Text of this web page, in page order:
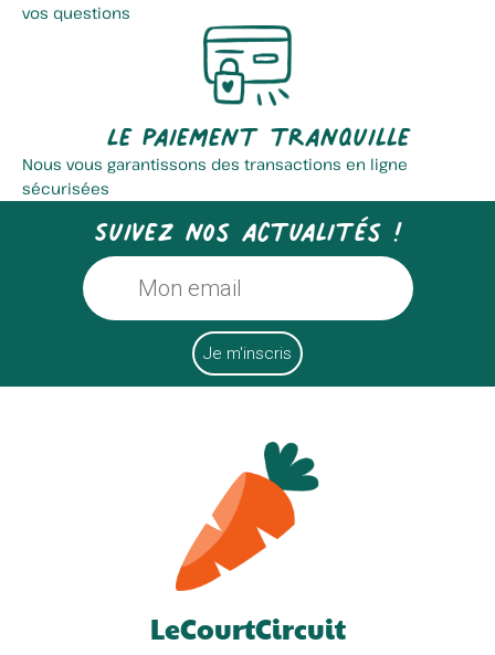
vos questions
Le paiement tranquille
Nous vous garantissons des transactions en ligne
sécurisées
Suivez nos actualités !
LeCourtCircuit